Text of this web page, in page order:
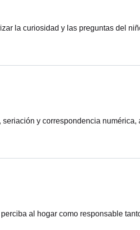
la curiosidad y las preguntas del
y correspondencia numérica,
al hogar como responsable